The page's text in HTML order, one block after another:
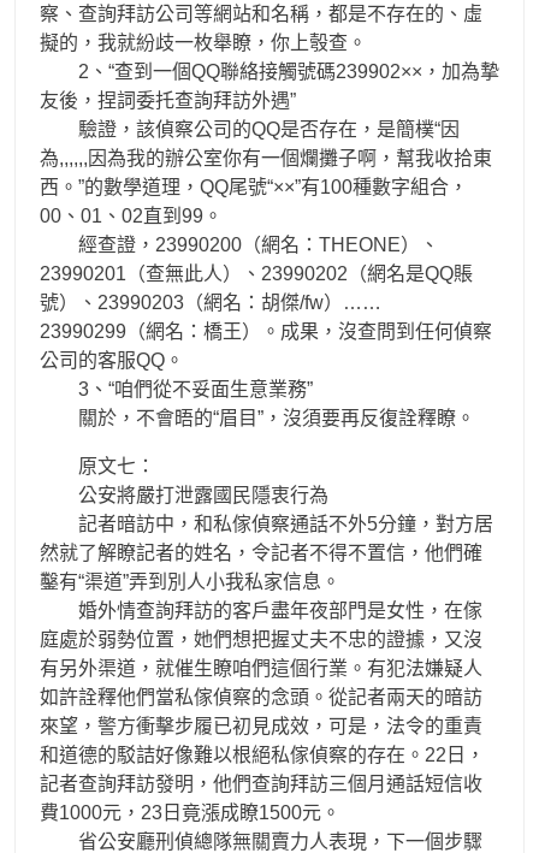
察、查詢拜訪公司等網站和名稱，都是不存在的、虛
擬的，我就紛歧一枚舉瞭，你上彀查。
2、“查到一個QQ聯絡接觸號碼239902××，加為摯
友後，捏詞委托查詢拜訪外遇”
驗證，該偵察公司的QQ是否存在，是簡樸“因
為,,,,,,因為我的辦公室你有一個爛攤子啊，幫我收拾東
西。”的數學道理，QQ尾號“××”有100種數字組合，
00、01、02直到99。
經查證，23990200（網名：THEONE）、
23990201（查無此人）、23990202（網名是QQ賬
號）、23990203（網名：胡傑/fw）……
23990299（網名：橋王）。成果，沒查問到任何偵察
公司的客服QQ。
3、“咱們從不妥面生意業務”
關於，不會晤的“眉目”，沒須要再反復詮釋瞭。
原文七：
公安將嚴打泄露國民隱衷行為
記者暗訪中，和私傢偵察通話不外5分鐘，對方居
然就了解瞭記者的姓名，令記者不得不置信，他們確
鑿有“渠道”弄到別人小我私家信息。
婚外情查詢拜訪的客戶盡年夜部門是女性，在傢
庭處於弱勢位置，她們想把握丈夫不忠的證據，又沒
有另外渠道，就催生瞭咱們這個行業。有犯法嫌疑人
如許詮釋他們當私傢偵察的念頭。從記者兩天的暗訪
來望，警方衝擊步履已初見成效，可是，法令的重責
和道德的駁詰好像難以根絕私傢偵察的存在。22日，
記者查詢拜訪發明，他們查詢拜訪三個月通話短信收
費1000元，23日竟漲成瞭1500元。
省公安廳刑偵總隊無關賣力人表現，下一個步驟